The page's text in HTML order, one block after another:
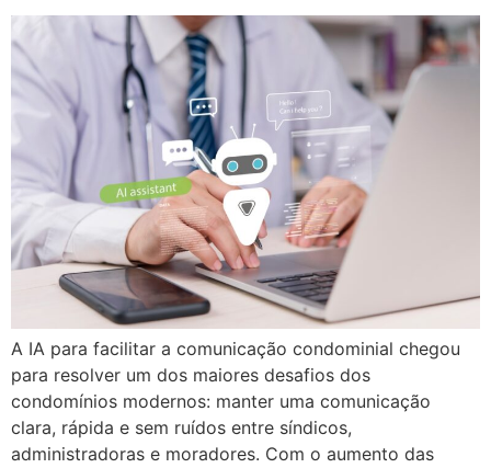
A IA para facilitar a comunicação condominial chegou
para resolver um dos maiores desafios dos
condomínios modernos: manter uma comunicação
clara, rápida e sem ruídos entre síndicos,
administradoras e moradores. Com o aumento das